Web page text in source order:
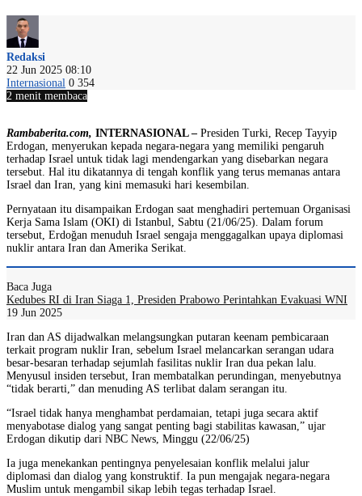
Redaksi
22 Jun 2025 08:10
Internasional 0 354
2 menit membaca
Rambaberita.com, INTERNASIONAL – Presiden Turki, Recep Tayyip
Erdogan, menyerukan kepada negara-negara yang memiliki pengaruh
terhadap Israel untuk tidak lagi mendengarkan yang disebarkan negara
tersebut. Hal itu dikatannya di tengah konflik yang terus memanas antara
Israel dan Iran, yang kini memasuki hari kesembilan.
Pernyataan itu disampaikan Erdogan saat menghadiri pertemuan Organisasi
Kerja Sama Islam (OKI) di Istanbul, Sabtu (21/06/25). Dalam forum
tersebut, Erdoğan menuduh Israel sengaja menggagalkan upaya diplomasi
nuklir antara Iran dan Amerika Serikat.
Baca Juga
Kedubes RI di Iran Siaga 1, Presiden Prabowo Perintahkan Evakuasi WNI
19 Jun 2025
Iran dan AS dijadwalkan melangsungkan putaran keenam pembicaraan
terkait program nuklir Iran, sebelum Israel melancarkan serangan udara
besar-besaran terhadap sejumlah fasilitas nuklir Iran dua pekan lalu.
Menyusul insiden tersebut, Iran membatalkan perundingan, menyebutnya
“tidak berarti,” dan menuding AS terlibat dalam serangan itu.
“Israel tidak hanya menghambat perdamaian, tetapi juga secara aktif
menyabotase dialog yang sangat penting bagi stabilitas kawasan,” ujar
Erdogan dikutip dari NBC News, Minggu (22/06/25)
Ia juga menekankan pentingnya penyelesaian konflik melalui jalur
diplomasi dan dialog yang konstruktif. Ia pun mengajak negara-negara
Muslim untuk mengambil sikap lebih tegas terhadap Israel.